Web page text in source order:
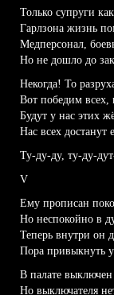
Только супруги
Гарлзона жизнь
Медперсонал,
Но не дошло до
Некогда! То
Вот победим всех,
Будут у нас этих
Нас всех
Ту-ду-ду, ту-ду-
V
Ему прописан
Но неспокойно в
Теперь внутри он
Пора привыкнуть
В палате выключен
Но выключателя